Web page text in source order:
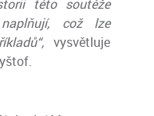
této soutěže
což lze
vysvětluje